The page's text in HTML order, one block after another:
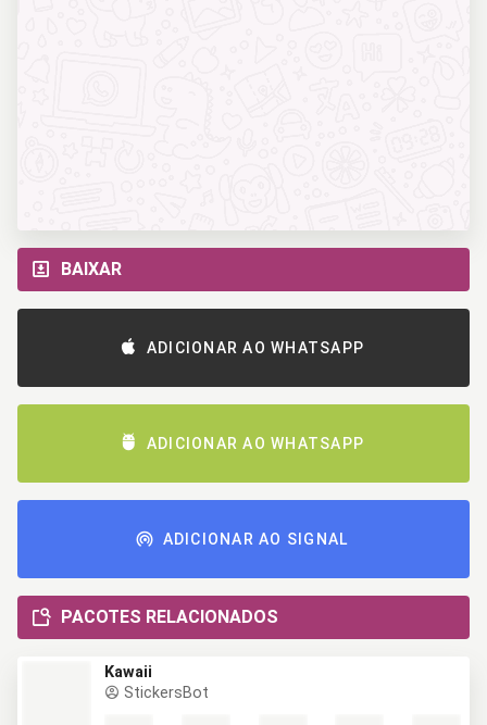
BAIXAR
ADICIONAR AO WHATSAPP
ADICIONAR AO WHATSAPP
ADICIONAR AO SIGNAL
PACOTES RELACIONADOS
Kawaii
StickersBot